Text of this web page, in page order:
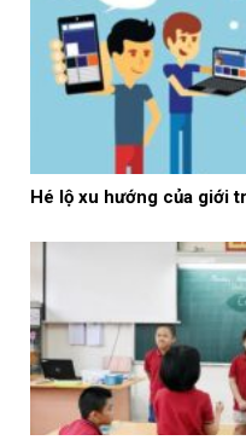
Hé lộ xu hướng của giới